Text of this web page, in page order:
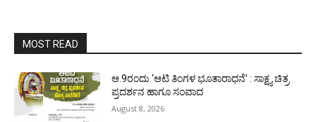
MOST READ
ಆ.9ರಂದು ‘ಆಟಿ ತಿಂಗಳ ಭೂತಾರಾಧನೆ’ : ಸಾಕ್ಷ್ಯ ಚಿತ್ರ
ಪ್ರದರ್ಶನ ಹಾಗೂ ಸಂವಾದ
August 8, 2026